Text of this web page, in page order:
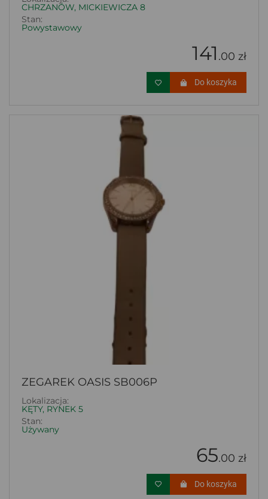
CHRZANÓW, MICKIEWICZA 8
Stan:
Powystawowy
141 .00 zł
Do koszyka
ZEGAREK OASIS SB006P
Lokalizacja:
KĘTY, RYNEK 5
Stan:
Używany
65.00 zł
Do koszyka